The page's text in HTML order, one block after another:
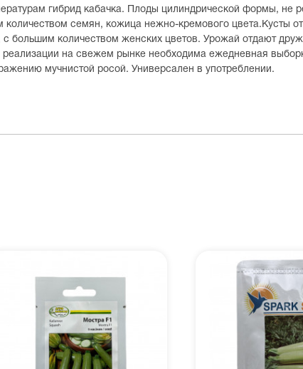
гибрид кабачка. Плоды цилиндрической формы, не
количеством семян, кожица нежно-кремового цвета.Кусты
с большим количеством женских цветов. Урожай отдают
реализации на свежем рынке необходима ежедневная
мучнистой росой. Универсален в употреблении.